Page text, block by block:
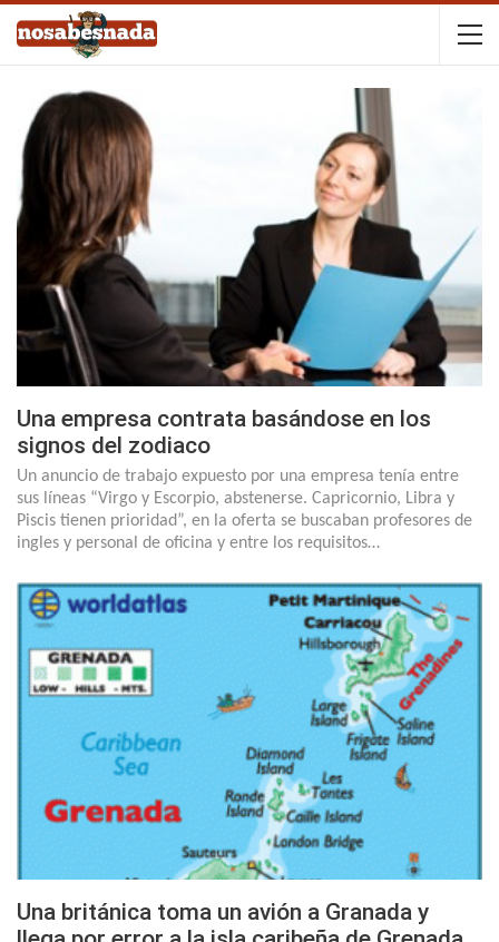
Una empresa contrata basándose en los
signos del zodiaco
Un anuncio de trabajo expuesto por una empresa tenía entre
sus líneas “Virgo y Escorpio, abstenerse. Capricornio, Libra y
Piscis tienen prioridad”, en la oferta se buscaban profesores de
ingles y personal de oficina y entre los requisitos…
Una británica toma un avión a Granada y